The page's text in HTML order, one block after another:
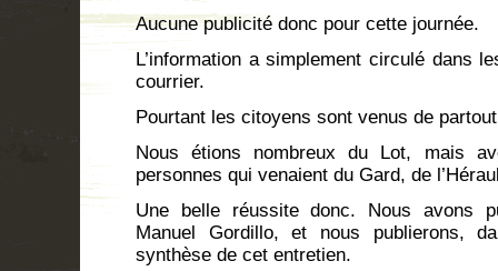
Aucune publicité donc
L’information a simplement circulé dans
courrier.
Pourtant les citoyens sont venus de
Nous étions nombreux du Lot, mais
personnes qui venaient du Gard, de
Une belle réussite donc. Nous avons
Manuel Gordillo, et nous publierons,
synthèse de cet entretien.